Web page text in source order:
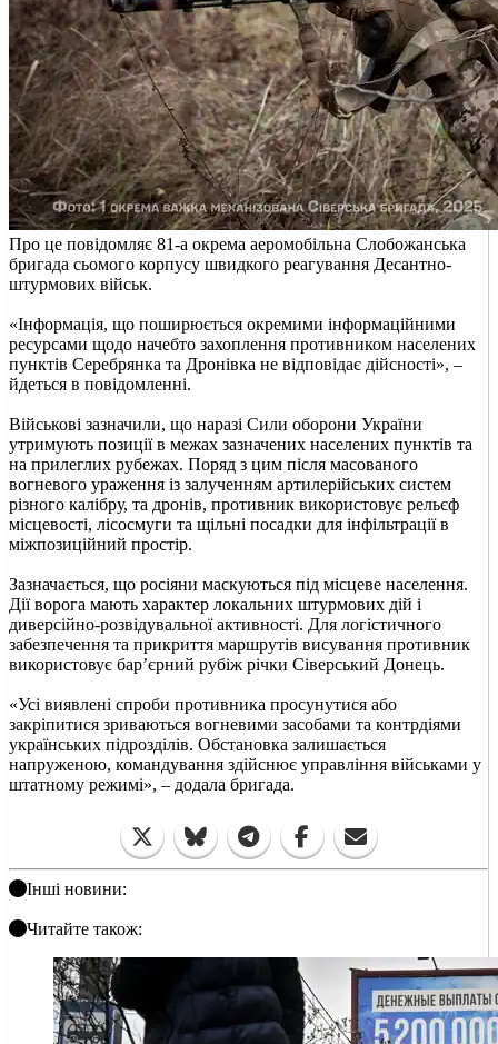
Про це повідомляє 81-а окрема аеромобільна Слобожанська
бригада сьомого корпусу швидкого реагування Десантно-
штурмових військ.
«Інформація, що поширюється окремими інформаційними
ресурсами щодо начебто захоплення противником населених
пунктів Серебрянка та Дронівка не відповідає дійсності», –
йдеться в повідомленні.
Військові зазначили, що наразі Сили оборони України
утримують позиції в межах зазначених населених пунктів та
на прилеглих рубежах. Поряд з цим після масованого
вогневого ураження із залученням артилерійських систем
різного калібру, та дронів, противник використовує рельєф
місцевості, лісосмуги та щільні посадки для інфільтрації в
міжпозиційний простір.
Зазначається, що росіяни маскуються під місцеве населення.
Дії ворога мають характер локальних штурмових дій і
диверсійно-розвідувальної активності. Для логістичного
забезпечення та прикриття маршрутів висування противник
використовує бар’єрний рубіж річки Сіверський Донець.
«Усі виявлені спроби противника просунутися або
закріпитися зриваються вогневими засобами та контрдіями
українських підрозділів. Обстановка залишається
напруженою, командування здійснює управління військами у
штатному режимі», – додала бригада.
Інші новини:
Читайте також: